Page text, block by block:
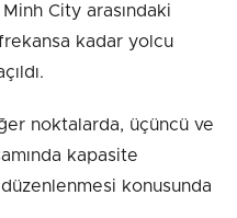
City arasındaki
kadar yolcu
noktalarda, üçüncü ve
kapasite
düzenlenmesi konusunda